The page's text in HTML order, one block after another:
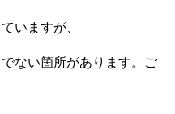
いますが、
ない箇所があります。ご